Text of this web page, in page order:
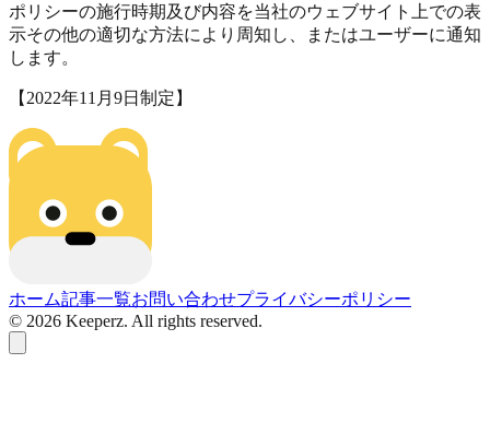
ポリシーの施行時期及び内容を当社のウェブサイト上での表
示その他の適切な方法により周知し、またはユーザーに通知
します。
【2022年11月9日制定】
ホーム記事一覧お問い合わせプライバシーポリシー
© 2026 Keeperz. All rights reserved.